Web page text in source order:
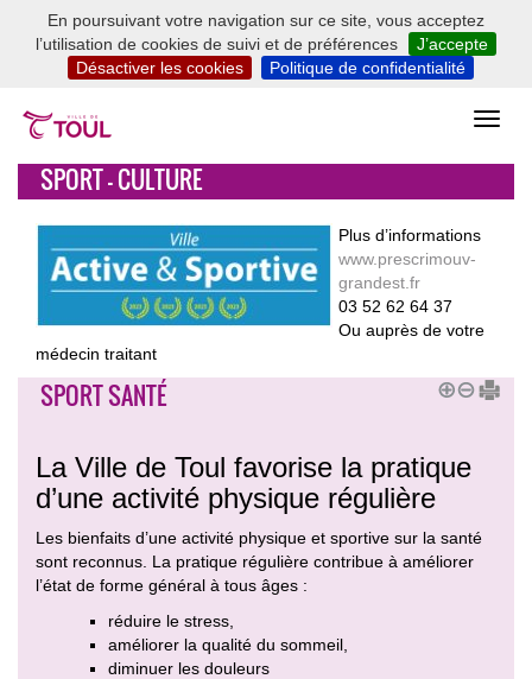
En poursuivant votre navigation sur ce site, vous acceptez
l’utilisation de cookies de suivi et de préférences
J’accepte
Désactiver les cookies
Politique de confidentialité
SPORT - CULTURE
Plus d’informations
www.prescrimouv-
grandest.fr
03 52 62 64 37
Ou auprès de votre
médecin traitant
SPORT SANTÉ
La Ville de Toul favorise la pratique
d’une activité physique régulière
Les bienfaits d’une activité physique et sportive sur la santé
sont reconnus. La pratique régulière contribue à améliorer
l’état de forme général à tous âges :
réduire le stress,
améliorer la qualité du sommeil,
diminuer les douleurs